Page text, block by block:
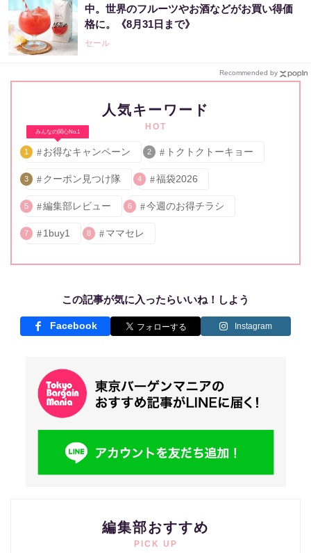
中。世界のフルーツやお酒などがお買い得価
格に。《8月31日まで》
セール
Recommended by
人気キーワード
HOT
みんなの関心No.1
1 お得なキャンペーン 2 トクトクトーキョー
3 クーポン見つけ隊 4 福袋2026
5 編集部レビュー 6 今週のお得チラシ
7 1buy1 8 ママセレ
この記事が気に入ったらいいね！しよう
Facebook Instagram
編集部おすすめ
PICK UP